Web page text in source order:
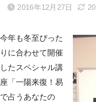
2016年12月27日
今年も冬至ぴった
りに合わせて開催
したスペシャル講
座「一陽来復！易
で占うあなたの